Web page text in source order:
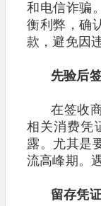
和电信诈骗
衡利弊，确
款，避免因
先验后
在签收
相关消费凭
露。尤其是
流高峰期。
留存凭